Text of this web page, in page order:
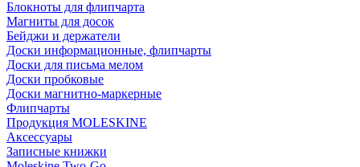
Блокноты для флипчарта
Магниты для досок
Бейджи и держатели
Доски информационные, флипчарты
Доски для письма мелом
Доски пробковые
Доски магнитно-маркерные
Флипчарты
Продукция MOLESKINE
Аксессуары
Записные книжки